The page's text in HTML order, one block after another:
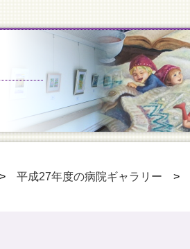
平成27年度の病院ギャラリー >